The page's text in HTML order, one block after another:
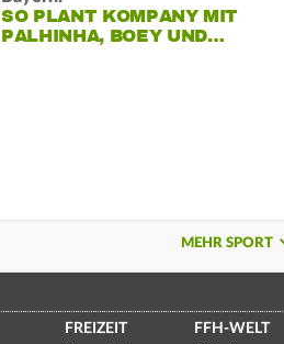
SO PLANT KOMPANY MIT
PALHINHA, BOEY UND…
MEHR SPORT
FREIZEIT FFH-WELT